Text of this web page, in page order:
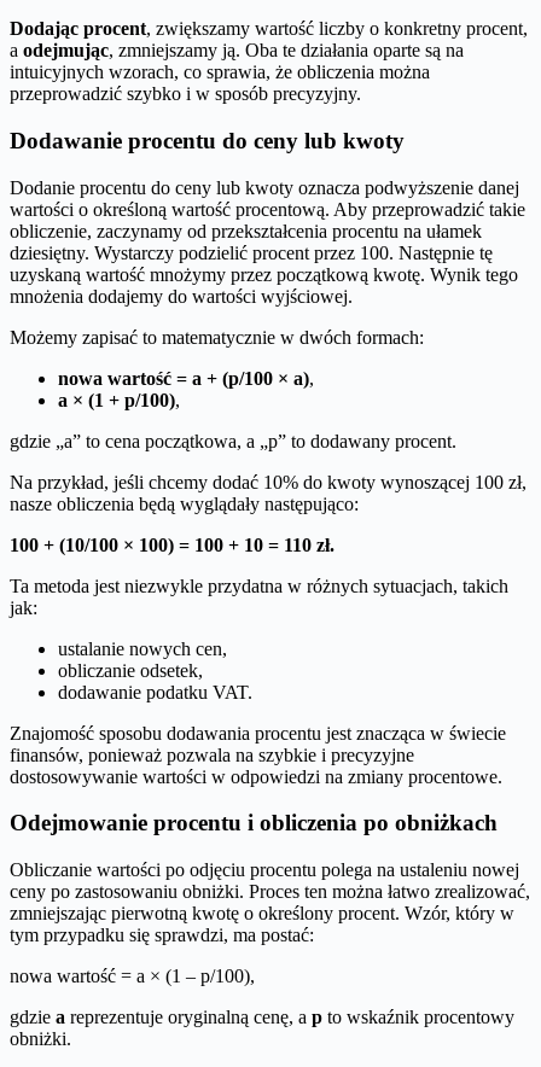
Dodając procent, zwiększamy wartość liczby o konkretny procent,
a odejmując, zmniejszamy ją. Oba te działania oparte są na
intuicyjnych wzorach, co sprawia, że obliczenia można
przeprowadzić szybko i w sposób precyzyjny.
Dodawanie procentu do ceny lub kwoty
Dodanie procentu do ceny lub kwoty oznacza podwyższenie danej
wartości o określoną wartość procentową. Aby przeprowadzić takie
obliczenie, zaczynamy od przekształcenia procentu na ułamek
dziesiętny. Wystarczy podzielić procent przez 100. Następnie tę
uzyskaną wartość mnożymy przez początkową kwotę. Wynik tego
mnożenia dodajemy do wartości wyjściowej.
Możemy zapisać to matematycznie w dwóch formach:
nowa wartość = a + (p/100 × a),
a × (1 + p/100),
gdzie „a” to cena początkowa, a „p” to dodawany procent.
Na przykład, jeśli chcemy dodać 10% do kwoty wynoszącej 100 zł,
nasze obliczenia będą wyglądały następująco:
100 + (10/100 × 100) = 100 + 10 = 110 zł.
Ta metoda jest niezwykle przydatna w różnych sytuacjach, takich
jak:
ustalanie nowych cen,
obliczanie odsetek,
dodawanie podatku VAT.
Znajomość sposobu dodawania procentu jest znacząca w świecie
finansów, ponieważ pozwala na szybkie i precyzyjne
dostosowywanie wartości w odpowiedzi na zmiany procentowe.
Odejmowanie procentu i obliczenia po obniżkach
Obliczanie wartości po odjęciu procentu polega na ustaleniu nowej
ceny po zastosowaniu obniżki. Proces ten można łatwo zrealizować,
zmniejszając pierwotną kwotę o określony procent. Wzór, który w
tym przypadku się sprawdzi, ma postać:
nowa wartość = a × (1 – p/100),
gdzie a reprezentuje oryginalną cenę, a p to wskaźnik procentowy
obniżki.